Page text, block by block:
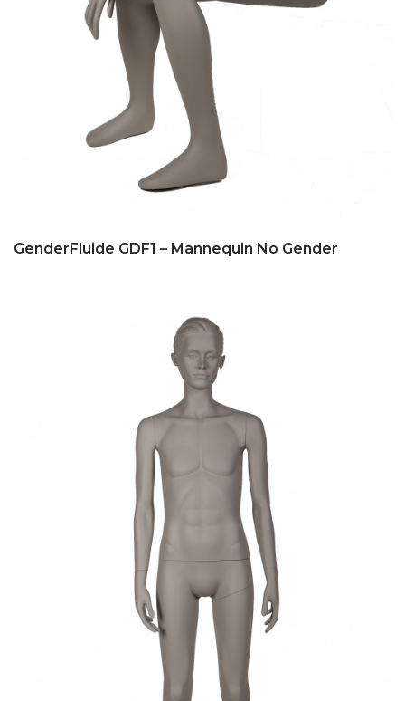
GenderFluide GDF1 – Mannequin No Gender